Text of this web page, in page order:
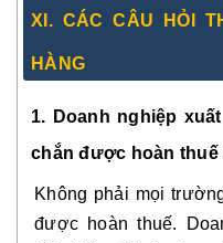
XI. CÁC CÂU HỎI
HÀNG
1. Doanh nghiệp
chắn được hoàn thuế
Không phải mọi
được hoàn thuế.